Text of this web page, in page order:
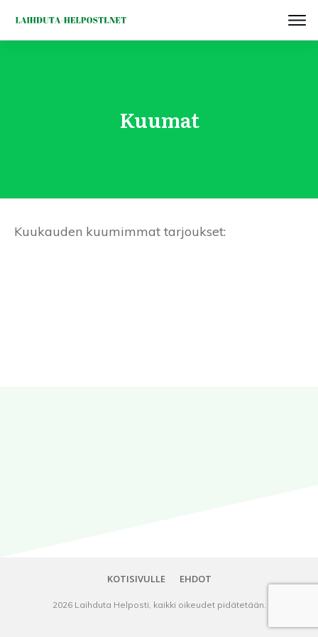
Kuumat
Kuukauden kuumimmat tarjoukset:
KOTISIVULLE EHDOT
2026 Laihduta Helposti, kaikki oikeudet pidätetään.